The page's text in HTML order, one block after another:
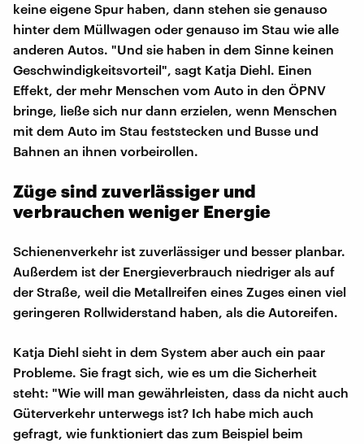
keine eigene Spur haben, dann stehen sie genauso
hinter dem Müllwagen oder genauso im Stau wie alle
anderen Autos. "Und sie haben in dem Sinne keinen
Geschwindigkeitsvorteil", sagt Katja Diehl. Einen
Effekt, der mehr Menschen vom Auto in den ÖPNV
bringe, ließe sich nur dann erzielen, wenn Menschen
mit dem Auto im Stau feststecken und Busse und
Bahnen an ihnen vorbeirollen.
Züge sind zuverlässiger und
verbrauchen weniger Energie
Schienenverkehr ist zuverlässiger und besser planbar.
Außerdem ist der Energieverbrauch niedriger als auf
der Straße, weil die Metallreifen eines Zuges einen viel
geringeren Rollwiderstand haben, als die Autoreifen.
Katja Diehl sieht in dem System aber auch ein paar
Probleme. Sie fragt sich, wie es um die Sicherheit
steht: "Wie will man gewährleisten, dass da nicht auch
Güterverkehr unterwegs ist? Ich habe mich auch
gefragt, wie funktioniert das zum Beispiel beim